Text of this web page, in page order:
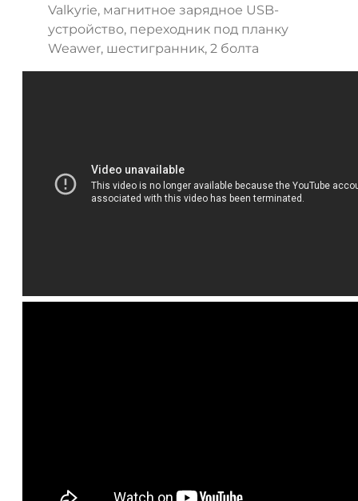
Valkyrie, магнитное зарядное USB-
устройство, переходник под планку
Weawer, шестигранник, 2 болта